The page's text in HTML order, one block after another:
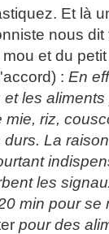
Et là
nous dit
et du
: En
les aliments
mie, riz,
La
les
min pour se
pour des